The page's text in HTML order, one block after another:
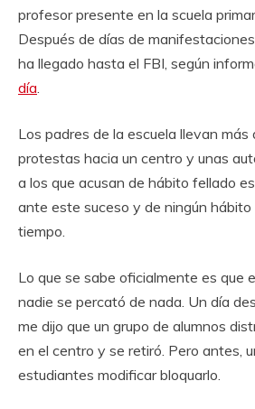
profesor presente en la scuela
Después de días de
ha llegado hasta el FBI, según
día.
Los padres de la escuela llevan más
protestas hacia un centro y unas
a los que acusan de hábito fellado
ante este suceso y de ningún hábito
tiempo.
Lo que se sabe oficialmente es que
nadie se percató de nada. Un día
me dijo que un grupo de alumnos
en el centro y se retiró. Pero antes,
estudiantes modificar bloquarlo.